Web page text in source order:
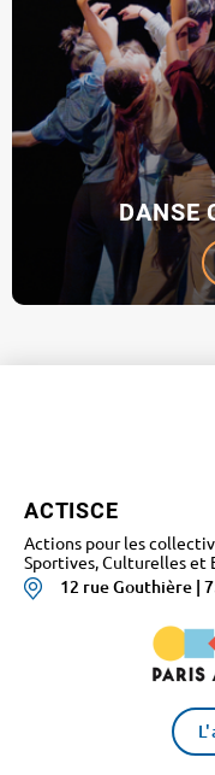
DANSE
ACTISCE
Actions pour les
Sportives, Culturelles et
12 rue Gouthière |